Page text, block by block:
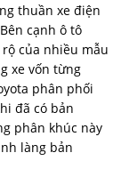
thuần xe điện
cạnh ô tô
của nhiều mẫu
xe vốn từng
phân phối
đã có bản
phân khúc này
làng bản